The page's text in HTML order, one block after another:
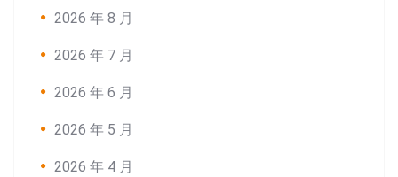
2026 年 8 月
2026 年 7 月
2026 年 6 月
2026 年 5 月
2026 年 4 月